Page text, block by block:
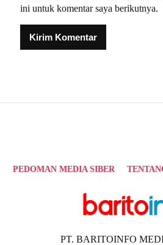
ini untuk komentar saya berikutnya.
PEDOMAN MEDIA SIBER
PT. BARITOINFO